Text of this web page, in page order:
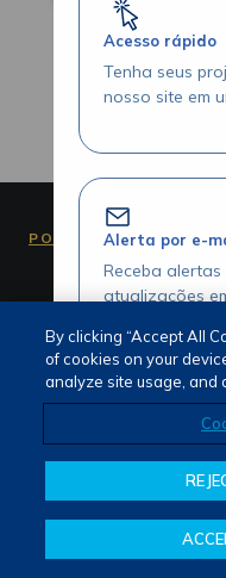
Acesso rápido
Tenha seus
nosso site em
Alerta por e-
Receba
atualizações
Acesse seus
Visualize
da área
PORTUGUÊS (PT)
Termos
By clicking “Accept All
of cookies on your
analyze site usage, and